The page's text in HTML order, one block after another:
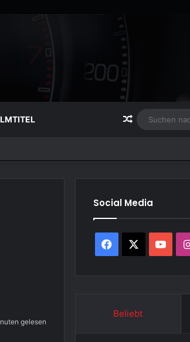
Zufälliger
gelesen
Social Media
Facebook
Beliebt